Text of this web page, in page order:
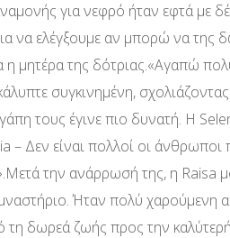
για νεφρό ήταν εφτά με
να ελέγξουμε αν μπορώ να της
μητέρα της δότριας.«Αγαπώ
συγκινημένη,
τους έγινε πιο δυνατή. Η
– Δεν είναι πολλοί οι
την ανάρρωσή της, η Raisa
Ήταν πολύ χαρούμενη
τη δωρεά ζωής προς την